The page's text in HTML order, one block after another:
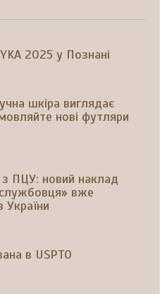
2025 у Познані
шкіра виглядає
нові футляри
ПЦУ: новий наклад
вже
України
в USPTO